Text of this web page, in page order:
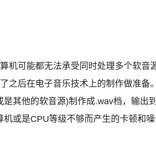
机可能都无法承受同时处理多个软
之后在电子音乐技术上的制作做准
其他的软音源)制作成.wav档，输出
或是CPU等级不够而产生的卡顿和